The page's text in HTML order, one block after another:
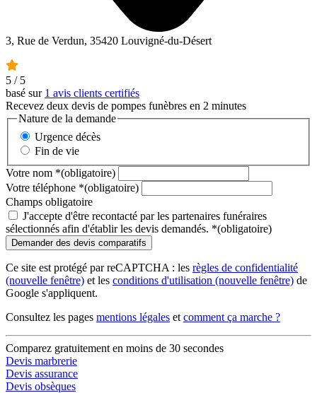
3, Rue de Verdun, 35420 Louvigné-du-Désert
5 / 5
basé sur 1 avis clients certifiés
Recevez deux devis de pompes funèbres en 2 minutes
Nature de la demande
Urgence décès
Fin de vie
Votre nom *(obligatoire)
Votre téléphone *(obligatoire)
Champs obligatoire
J'accepte d'être recontacté par les partenaires funéraires
sélectionnés afin d'établir les devis demandés. *(obligatoire)
Ce site est protégé par reCAPTCHA : les règles de confidentialité
(nouvelle fenêtre) et les conditions d'utilisation (nouvelle fenêtre) de
Google s'appliquent.
Consultez les pages mentions légales et comment ça marche ?
Comparez gratuitement en moins de 30 secondes
Devis marbrerie
Devis assurance
Devis obsèques